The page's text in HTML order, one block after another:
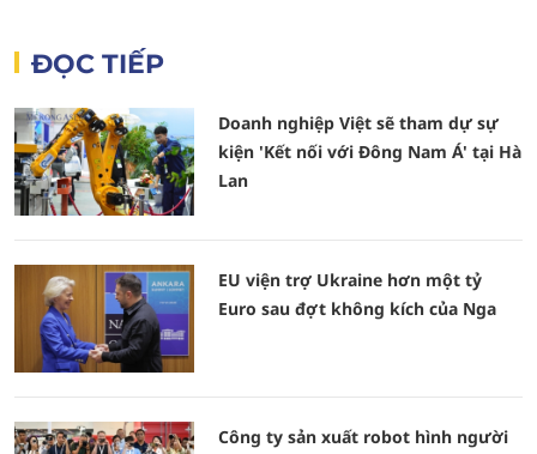
ĐỌC TIẾP
Doanh nghiệp Việt sẽ tham dự sự
kiện 'Kết nối với Đông Nam Á' tại Hà
Lan
EU viện trợ Ukraine hơn một tỷ
Euro sau đợt không kích của Nga
Công ty sản xuất robot hình người